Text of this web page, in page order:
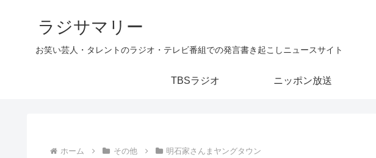
ラジサマリー
お笑い芸人・タレントのラジオ・テレビ番組での発言書き起こしニュースサイト
TBSラジオ ニッポン放送
ホーム その他 明石家さんまヤングタウン